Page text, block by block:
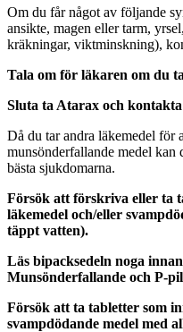
Om du får något av följande
ansikte, magen eller tarm,
kräkningar, viktminskning),
Tala om för läkaren om du
Sluta ta Atarax och
Då du tar andra läkemedel för
munsönderfallande medel kan
bästa sjukdomarna.
Försök att förskriva eller ta
läkemedel och/eller
täppt vatten).
Läs bipacksedeln noga
Munsönderfallande och P-
Försök att ta tabletter som
svampdödande medel med